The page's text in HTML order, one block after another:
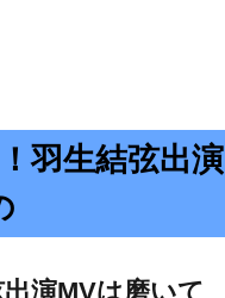
羽生結弦出演
演MVは磨いて